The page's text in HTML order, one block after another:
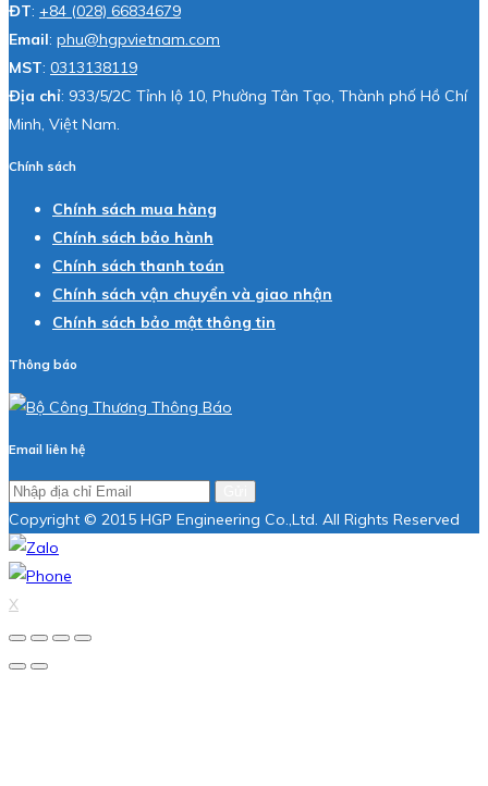
ĐT: +84 (028) 66834679
Email: phu@hgpvietnam.com
MST: 0313138119
Địa chỉ: 933/5/2C Tỉnh lộ 10, Phường Tân Tạo, Thành phố Hồ Chí
Minh, Việt Nam.
Chính sách
Chính sách mua hàng
Chính sách bảo hành
Chính sách thanh toán
Chính sách vận chuyển và giao nhận
Chính sách bảo mật thông tin
Thông báo
Email liên hệ
Copyright © 2015 HGP Engineering Co.,Ltd. All Rights Reserved
X